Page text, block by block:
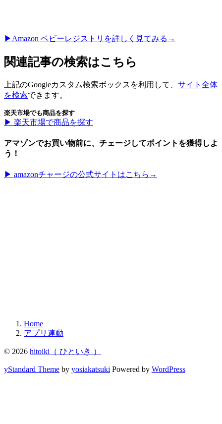
▶︎Amazon ベビーレジストリを詳しく見てみる→
関連記事の検索はこちら
上記のGoogleカスタム検索ボックスを利用して、 サイト全体
を検索できます。
楽天市場でも商品を探す
▶︎ 楽天市場で商品を探す
アマゾンでお買い物前に、チェージしてポイントを獲得しよ
う！
▶︎ amazonチャージの公式サイトはこちら→
Home
アプリ連動
© 2026 hitoiki（ ひといき ）
yStandard Theme by yosiakatsuki Powered by WordPress